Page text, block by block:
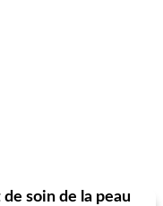
soin de la peau